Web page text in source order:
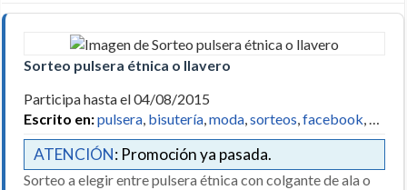
Sorteo pulsera étnica o llavero
Participa hasta el 04/08/2015
Escrito en:pulsera, bisutería,moda,sorteos,facebook, …
ATENCIÓN: Promoción ya pasada.
Sorteo a elegir entre pulsera étnica con colgante de ala o